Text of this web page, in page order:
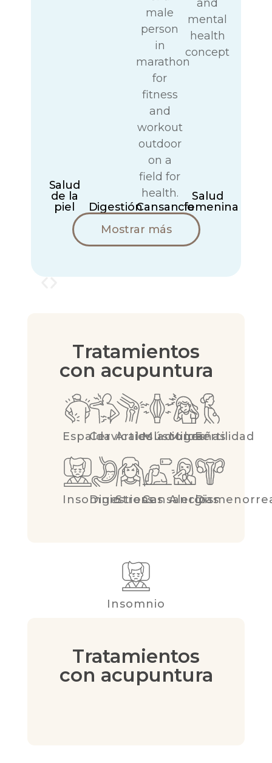
Salud
de la
piel
DigestiónCansancio
Salud
femenina
Mostrar más
Tratamientos
con acupuntura
EspaldaCervicales
Articulaciones
Músculos
Migrañas
Fertilidad
Insomnio
Digestiones
StressCansancio
Alergias
Insomnio
Tratamientos
con acupuntura